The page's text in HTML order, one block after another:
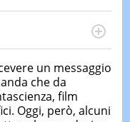
LE
DI
IERI
Management
in ottica SEO e
attraverso
un messaggio
che da
film
Oggi, però, alcuni